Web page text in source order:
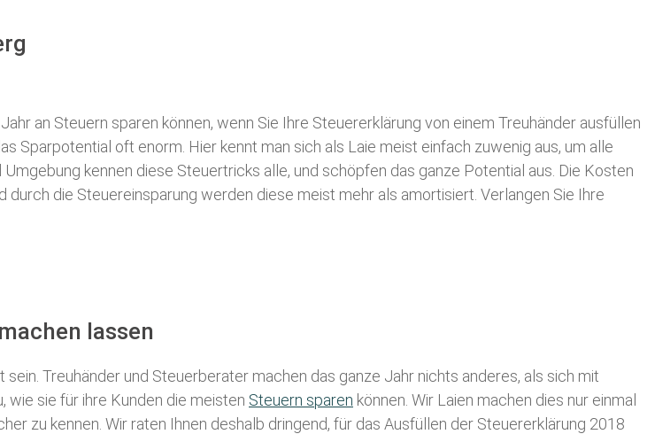
an Steuern sparen können, wenn Sie Ihre Steuererklärung von einem Treuhänder ausfüllen
Sparpotential oft enorm. Hier kennt man sich als Laie meist einfach zuwenig aus, um alle
kennen diese Steuertricks alle, und schöpfen das ganze Potential aus. Die Kosten
die Steuereinsparung werden diese meist mehr als amortisiert. Verlangen Sie Ihre
lassen
sein. Treuhänder und Steuerberater machen das ganze Jahr nichts anderes, als sich mit
wie sie für ihre Kunden die meisten Steuern sparen können. Wir Laien machen dies nur einmal
zu kennen. Wir raten Ihnen deshalb dringend, für das Ausfüllen der Steuererklärung 2018